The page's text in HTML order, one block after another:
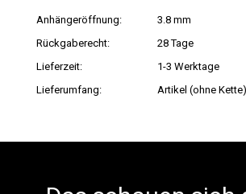
Anhängeröffnung:
3.8 mm
Rückgaberecht:
28 Tage
Lieferzeit:
1-3 Werktage
Lieferumfang:
Artikel (ohne